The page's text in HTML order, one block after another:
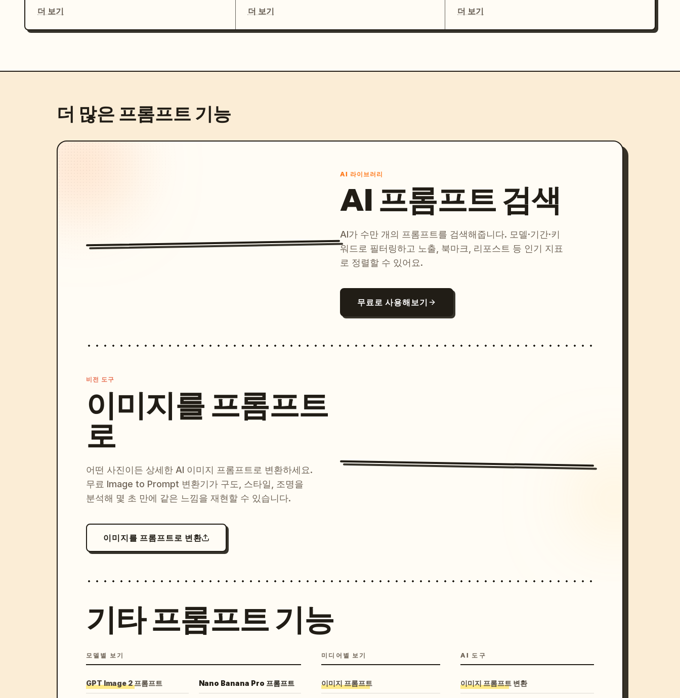
더 보기
더 보기
더 보기
더 많은 프롬프트 기능
AI 라이브러리
AI 프롬프트 검색
AI가 수만 개의 프롬프트를 검색해줍니다. 모델·기간·키
워드로 필터링하고 노출, 북마크, 리포스트 등 인기 지표
로 정렬할 수 있어요.
무료로 사용해보기
비전 도구
이미지를 프롬프트
로
어떤 사진이든 상세한 AI 이미지 프롬프트로 변환하세요.
무료 Image to Prompt 변환기가 구도, 스타일, 조명을
분석해 몇 초 만에 같은 느낌을 재현할 수 있습니다.
이미지를 프롬프트로 변환
기타 프롬프트 기능
모델별 보기
GPT Image 2 프롬프트 Nano Banana Pro 프롬프트
미디어별 보기
이미지 프롬프트
AI 도구
이미지 프롬프트 변환